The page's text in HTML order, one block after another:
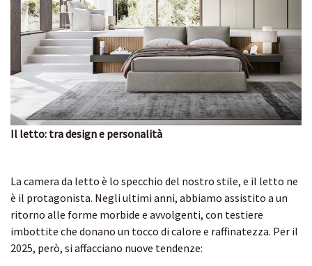
Il letto: tra design e personalità
La camera da letto è lo specchio del nostro stile, e il letto ne
è il protagonista. Negli ultimi anni, abbiamo assistito a un
ritorno alle forme morbide e avvolgenti, con testiere
imbottite che donano un tocco di calore e raffinatezza. Per il
2025, però, si affacciano nuove tendenze: